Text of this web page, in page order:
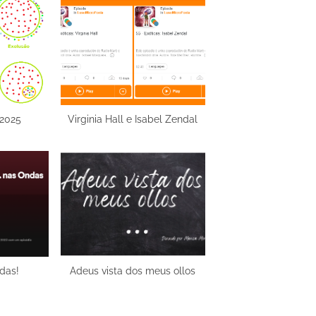
o
:
Virginia Hall e Isabel Zendal
Adeus vista dos meus ollos